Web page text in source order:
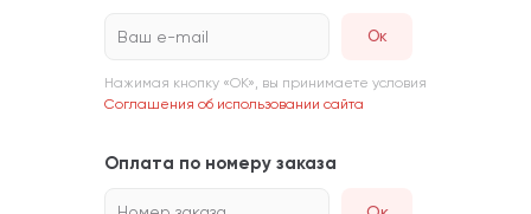
Ваш e-mail
Нажимая кнопку «ОК», вы принимаете условия
Соглашения об использовании сайта
Оплата по номеру заказа